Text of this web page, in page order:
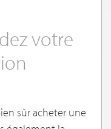
votre
sûr acheter une